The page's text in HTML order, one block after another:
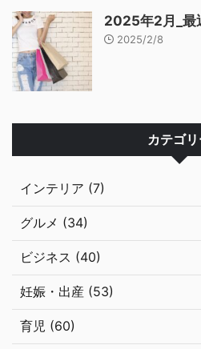
2025年2月_最
2025/2/8
カテゴ
インテリア (7)
グルメ (34)
ビジネス (40)
妊娠・出産 (53)
育児 (60)